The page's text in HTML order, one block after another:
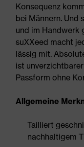
Konsequenz
bei Männern. Und
und im Handwerk
suXXeed macht
lässig mit.
ist
Passform ohne
Allgemeine
Tailliert
nachhaltigem